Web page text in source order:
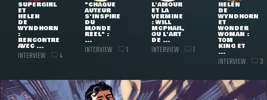
SUPERGIRL
ET
HELEN
DE
WYNDHORN
:
RENCONTRE
AVEC ...
INTERVIEW 4
"CHAQUE
AUTEUR
S'INSPIRE
DU
MONDE
RÉEL" :
...
INTERVIEW 1
L'AMOUR
ET LA
VERMINE
: WILL
MCPHAIL,
OU L'ART
DE ...
INTERVIEW 1
HELEN
DE
WYNDHORN
ET
WONDER
WOMAN :
TOM
KING ET
...
INTERVIEW 3